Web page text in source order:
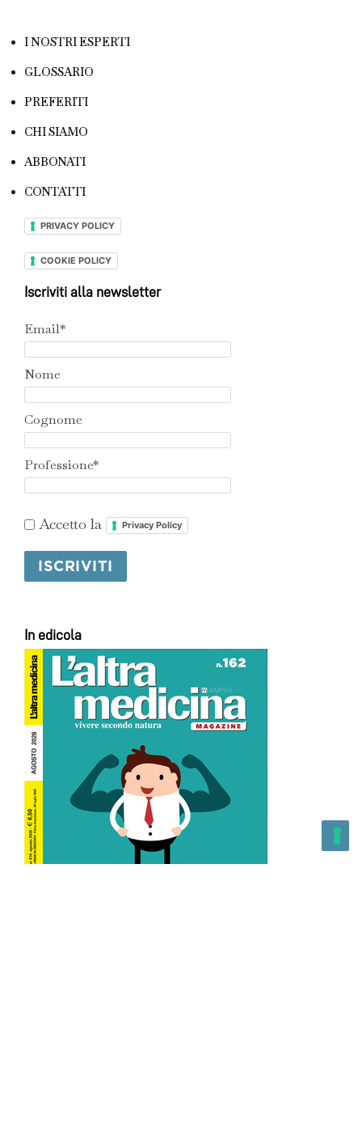
I NOSTRI ESPERTI
GLOSSARIO
PREFERITI
CHI SIAMO
ABBONATI
CONTATTI
PRIVACY POLICY
COOKIE POLICY
Iscriviti alla newsletter
Email*
Nome
Cognome
Professione*
Accetto la Privacy Policy
In edicola